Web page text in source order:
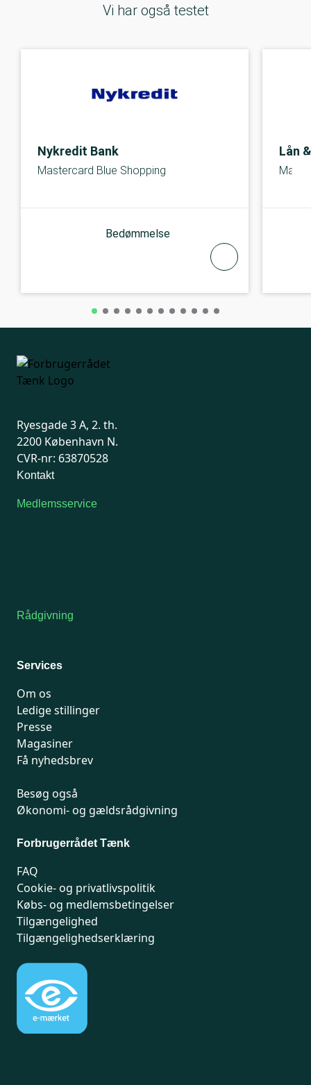
Vi har også testet
Nykredit Bank
Mastercard Blue Shopping
Bedømmelse
Lån
Ryesgade 3 A, 2. th.
2200 København N.
CVR-nr: 63870528
Kontakt
Medlemsservice
Rådgivning
Services
Om os
Ledige stillinger
Presse
Magasiner
Få nyhedsbrev
Besøg også
Økonomi- og gældsrådgivning
Forbrugerrådet Tænk
FAQ
Cookie- og privatlivspolitik
Købs- og medlemsbetingelser
Tilgængelighed
Tilgængelighedserklæring